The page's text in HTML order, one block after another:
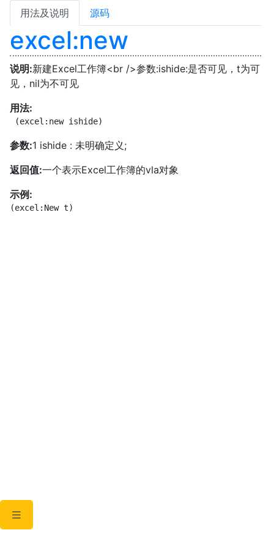
用法及说明 源码
excel:new
说明:新建Excel工作簿<br />参数:ishide:是否可见，t为可
见，nil为不可见
用法:
(excel:new ishide)
参数:1 ishide : 未明确定义;
返回值:一个表示Excel工作簿的vla对象
示例:
(excel:New t)